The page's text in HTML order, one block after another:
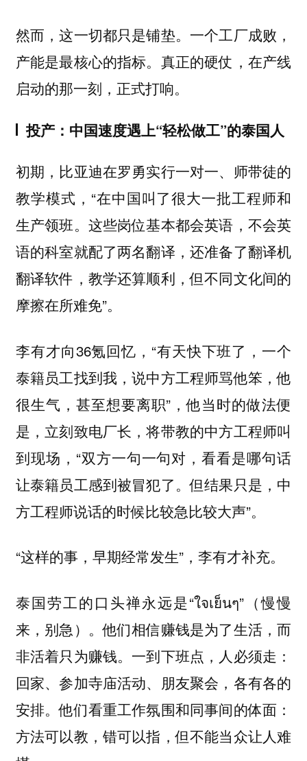
然而，这一切都只是铺垫。一个工厂成败，
产能是最核心的指标。真正的硬仗，在产线
启动的那一刻，正式打响。
投产：中国速度遇上“轻松做工”的泰国人
初期，比亚迪在罗勇实行一对一、师带徒的
教学模式，“在中国叫了很大一批工程师和
生产领班。这些岗位基本都会英语，不会英
语的科室就配了两名翻译，还准备了翻译机
翻译软件，教学还算顺利，但不同文化间的
摩擦在所难免”。
李有才向36氪回忆，“有天快下班了，一个
泰籍员工找到我，说中方工程师骂他笨，他
很生气，甚至想要离职”，他当时的做法便
是，立刻致电厂长，将带教的中方工程师叫
到现场，“双方一句一句对，看看是哪句话
让泰籍员工感到被冒犯了。但结果只是，中
方工程师说话的时候比较急比较大声”。
“这样的事，早期经常发生”，李有才补充。
泰国劳工的口头禅永远是“ใจเย็นๆ”（慢慢
来，别急）。他们相信赚钱是为了生活，而
非活着只为赚钱。一到下班点，人必须走：
回家、参加寺庙活动、朋友聚会，各有各的
安排。他们看重工作氛围和同事间的体面：
方法可以教，错可以指，但不能当众让人难